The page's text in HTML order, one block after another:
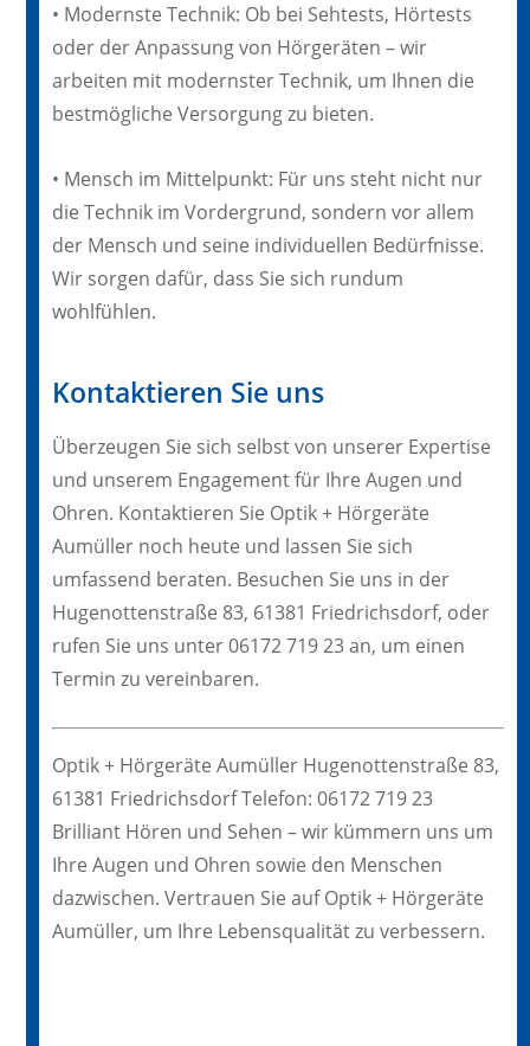
• Modernste Technik: Ob bei Sehtests, Hörtests
oder der Anpassung von Hörgeräten – wir
arbeiten mit modernster Technik, um Ihnen die
bestmögliche Versorgung zu bieten.
• Mensch im Mittelpunkt: Für uns steht nicht nur
die Technik im Vordergrund, sondern vor allem
der Mensch und seine individuellen Bedürfnisse.
Wir sorgen dafür, dass Sie sich rundum
wohlfühlen.
Kontaktieren Sie uns
Überzeugen Sie sich selbst von unserer Expertise
und unserem Engagement für Ihre Augen und
Ohren. Kontaktieren Sie Optik + Hörgeräte
Aumüller noch heute und lassen Sie sich
umfassend beraten. Besuchen Sie uns in der
Hugenottenstraße 83, 61381 Friedrichsdorf, oder
rufen Sie uns unter 06172 719 23 an, um einen
Termin zu vereinbaren.
Optik + Hörgeräte Aumüller Hugenottenstraße 83,
61381 Friedrichsdorf Telefon: 06172 719 23
Brilliant Hören und Sehen – wir kümmern uns um
Ihre Augen und Ohren sowie den Menschen
dazwischen. Vertrauen Sie auf Optik + Hörgeräte
Aumüller, um Ihre Lebensqualität zu verbessern.